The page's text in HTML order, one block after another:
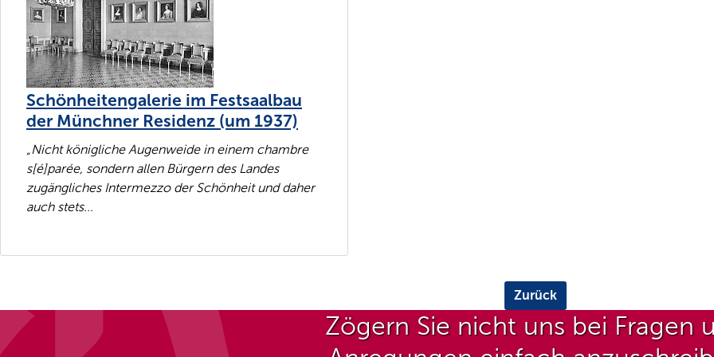
Schönheitengalerie im Festsaalbau
der Münchner Residenz (um 1937)
„Nicht königliche Augenweide in einem chambre
s[é]parée, sondern allen Bürgern des Landes
zugängliches Intermezzo der Schönheit und daher
auch stets...
Zurück
Zögern Sie nicht uns bei Fragen